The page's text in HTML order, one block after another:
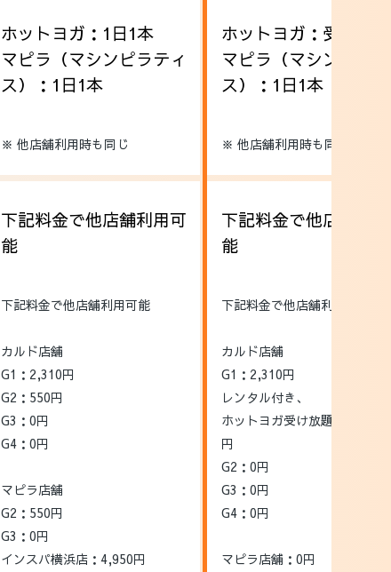
ホットヨガ：1日1本
マピラ（マシンピラティ
ス）：1日1本
※ 他店舗利用時も同じ
ホットヨガ：受け放題
マピラ（マシンピラ
ス）：1日1本
※ 他店舗利用時も同じ
下記料金で他店舗利用可
能
下記料金で他店舗利用可能
カルド店舗
G1：2,310円
G2：550円
G3：0円
G4：0円
マピラ店舗
G2：550円
G3：0円
インスパ横浜店：4,950円
下記料金で他店舗利
能
下記料金で他店舗利用可能
カルド店舗
G1：2,310円
レンタル付き、
ホットヨガ受け放題の場合
円
G2：0円
G3：0円
G4：0円
マピラ店舗：0円